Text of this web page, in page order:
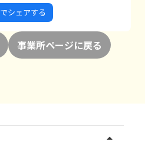
でシェアする
事業所ページに戻る
arrow_drop_up